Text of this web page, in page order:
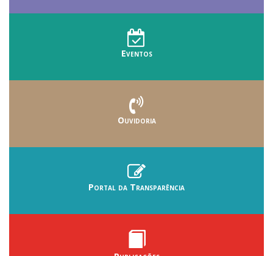
Eventos
Ouvidoria
Portal da Transparência